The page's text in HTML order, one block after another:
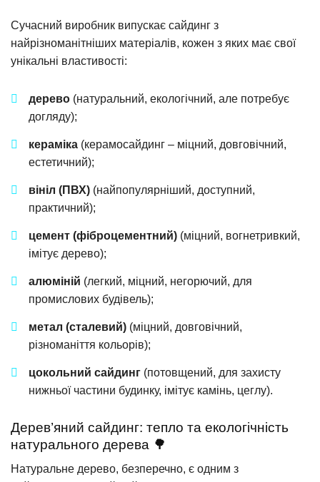
Сучасний виробник випускає сайдинг з
найрізноманітніших матеріалів, кожен з яких має свої
унікальні властивості:
дерево (натуральний, екологічний, але потребує
догляду);
кераміка (керамосайдинг – міцний, довговічний,
естетичний);
вініл (ПВХ) (найпопулярніший, доступний,
практичний);
цемент (фіброцементний) (міцний, вогнетривкий,
імітує дерево);
алюміній (легкий, міцний, негорючий, для
промислових будівель);
метал (сталевий) (міцний, довговічний,
різноманіття кольорів);
цокольний сайдинг (потовщений, для захисту
нижньої частини будинку, імітує камінь, цеглу).
Дерев’яний сайдинг: тепло та екологічність
натурального дерева 🌳
Натуральне дерево, безперечно, є одним з